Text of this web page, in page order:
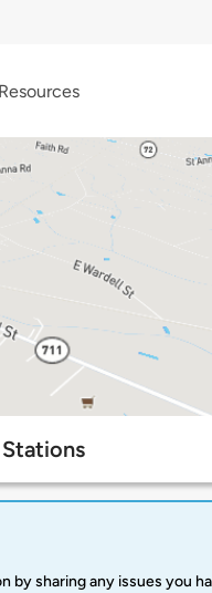
Resources
sharing any issues you